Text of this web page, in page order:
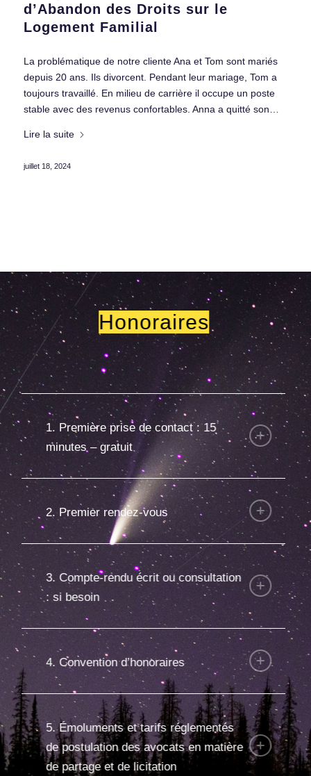
d’Abandon des Droits sur le
Logement Familial
La problématique de notre cliente Ana et Tom sont mariés
depuis 20 ans. Ils divorcent. Pendant leur mariage, Tom a
toujours travaillé. En milieu de carrière il occupe un poste
stable avec des revenus confortables. Anna a quitté son…
Lire la suite
juillet 18, 2024
Honoraires
1. Première prise de contact : 15
minutes – gratuit
2. Premier rendez-vous
3. Compte-rendu écrit ou consultation
: si besoin
4. Convention d’honoraires
5. Émoluments et tarifs réglementés
de postulation des avocats en matière
de partage et de licitation